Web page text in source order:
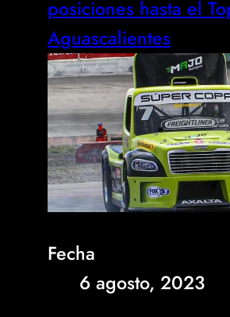
posiciones hasta el
Aguascalientes
Fecha
6 agosto, 2023